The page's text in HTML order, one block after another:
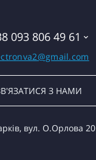
093 806 49 61
З НАМИ
вул. О.Орлова 20